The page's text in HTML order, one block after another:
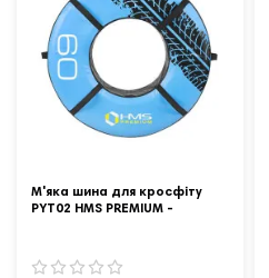
М'яка шина для кросфіту
PYT02 HMS PREMIUM -